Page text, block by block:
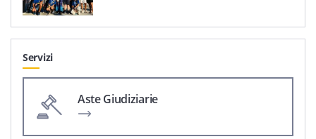
Servizi
Aste Giudiziarie